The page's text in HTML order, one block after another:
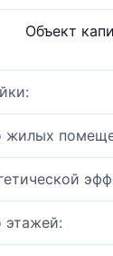
Объект
жилых
этажей: